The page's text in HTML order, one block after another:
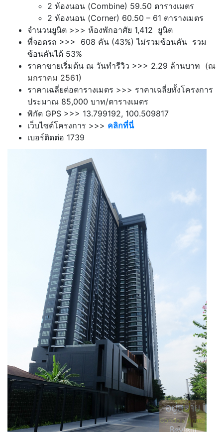
2 ห้องนอน (Combine) 59.50 ตารางเมตร
2 ห้องนอน (Corner) 60.50 – 61 ตารางเมตร
จำนวนยูนิต >>> ห้องพักอาศัย 1,412 ยูนิต
ที่จอดรถ >>> 608 คัน (43%) ไม่รวมซ้อนคัน รวม
ซ้อนคันได้ 53%
ราคาขายเริ่มต้น ณ วันทำรีวิว >>> 2.29 ล้านบาท (ณ
มกราคม 2561)
ราคาเฉลี่ยต่อตารางเมตร >>> ราคาเฉลี่ยทั้งโครงการ
ประมาณ 85,000 บาท/ตารางเมตร
พิกัด GPS >>> 13.799192, 100.509817
เว็บไซต์โครงการ >>> คลิกที่นี่
เบอร์ติดต่อ 1739